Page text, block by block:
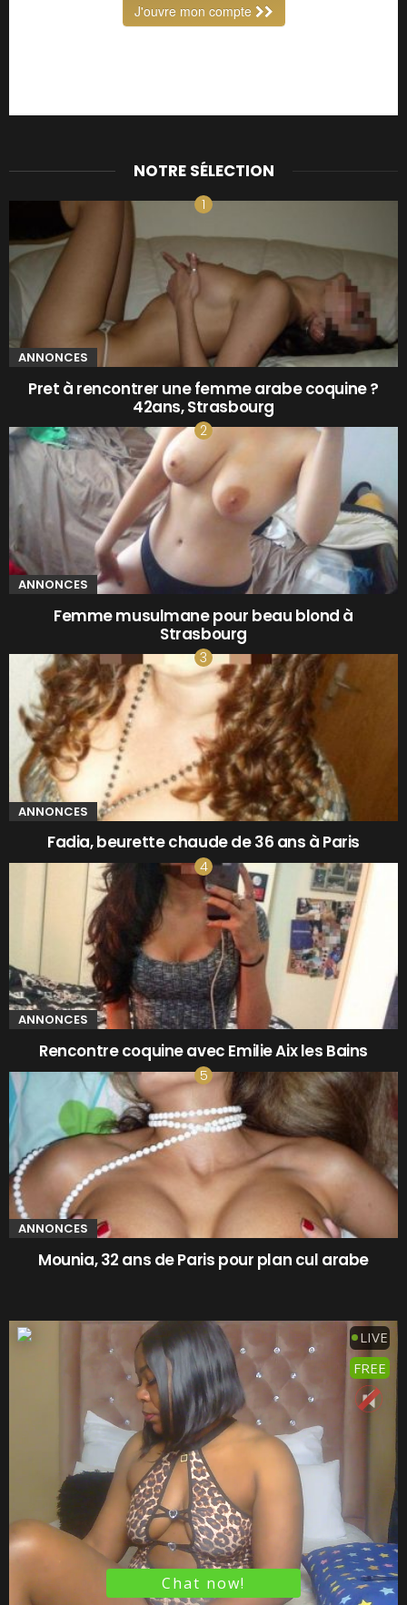
NOTRE SÉLECTION
ANNONCES
Pret à rencontrer une femme arabe coquine ?
42ans, Strasbourg
ANNONCES
Femme musulmane pour beau blond à
Strasbourg
ANNONCES
Fadia, beurette chaude de 36 ans à Paris
ANNONCES
Rencontre coquine avec Emilie Aix les Bains
ANNONCES
Mounia, 32 ans de Paris pour plan cul arabe